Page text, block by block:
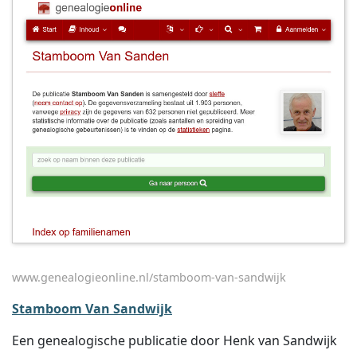
www.genealogieonline.nl/stamboom-van-sandwijk
Stamboom Van Sandwijk
Een genealogische publicatie door Henk van Sandwijk